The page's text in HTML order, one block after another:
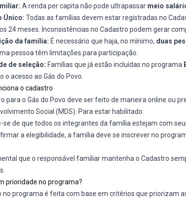
A renda per capita não pode ultrapassar meio
Único: Todas as famílias devem estar registradas no
24 meses. Inconsistências no Cadastro podem gerar
da família: É necessário que haja, no mínimo, duas
pessoa têm limitações para participação.
de seleção: Famílias que já estão incluídas no programa
o acesso ao Gás do Povo.
o cadastro
para o Gás do Povo deve ser feito de maneira online ou
Social (MDS). Para estar habilitado:
se de que todos os integrantes da família estejam com
a elegibilidade, a família deve se inscrever no
que o responsável familiar mantenha o Cadastro
prioridade no programa?
no programa é feita com base em critérios que priorizam